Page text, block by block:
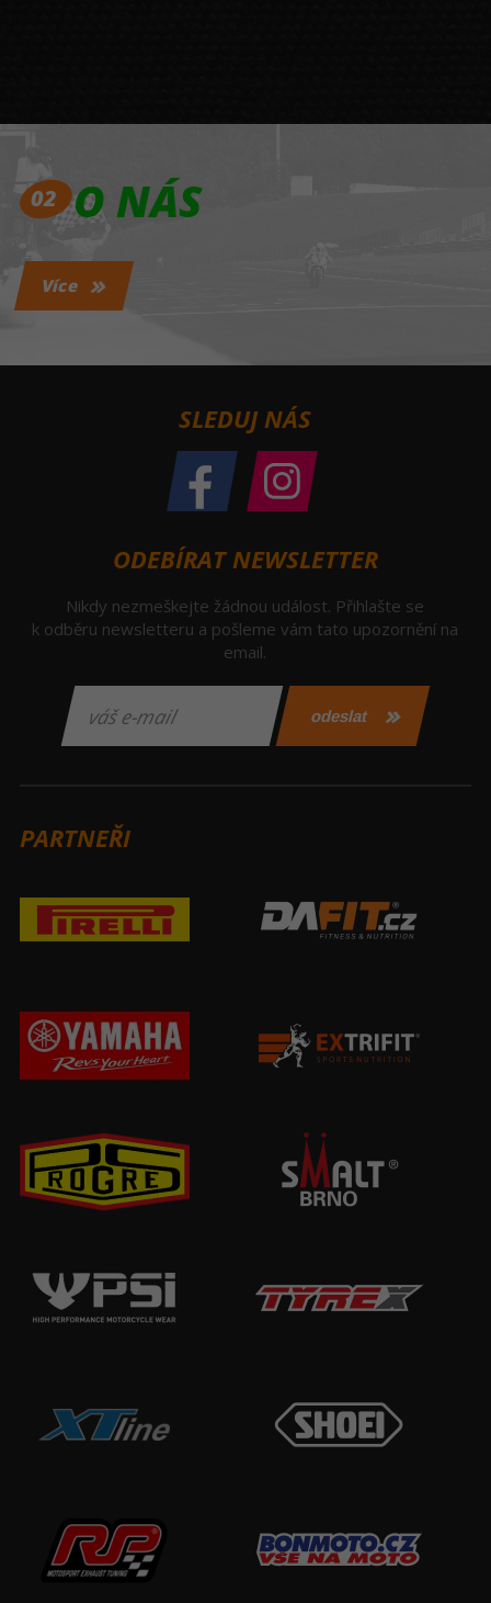
02 O NÁS
Více
SLEDUJ NÁS
ODEBÍRAT NEWSLETTER
Nikdy nezmeškejte žádnou událost. Přihlašte se
k odběru newsletteru a pošleme vám tato upozornění na
email.
PARTNEŘI